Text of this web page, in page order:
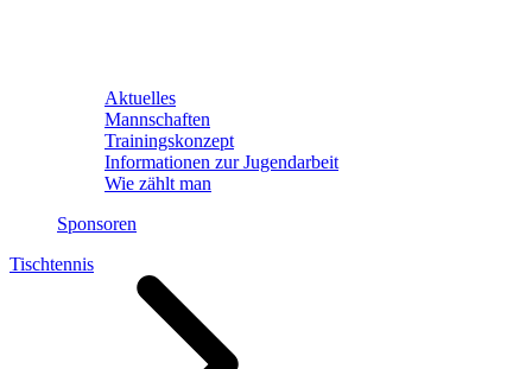
Aktuelles
Mannschaften
Trainingskonzept
Informationen zur Jugendarbeit
Wie zählt man
Sponsoren
Tischtennis